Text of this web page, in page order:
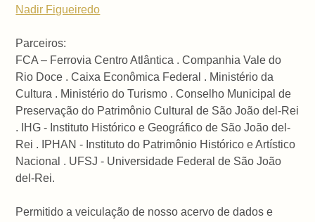
Nadir Figueiredo
Parceiros:
FCA – Ferrovia Centro Atlântica . Companhia Vale do
Rio Doce . Caixa Econômica Federal . Ministério da
Cultura . Ministério do Turismo . Conselho Municipal de
Preservação do Patrimônio Cultural de São João del-Rei
. IHG - Instituto Histórico e Geográfico de São João del-
Rei . IPHAN - Instituto do Patrimônio Histórico e Artístico
Nacional . UFSJ - Universidade Federal de São João
del-Rei.
Permitido a veiculação de nosso acervo de dados e